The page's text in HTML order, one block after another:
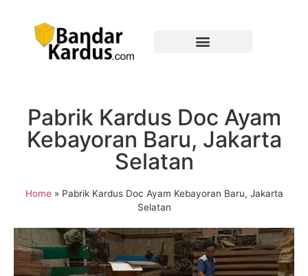
Pabrik Kardus Doc Ayam
Kebayoran Baru, Jakarta
Selatan
Home» Pabrik Kardus Doc Ayam Kebayoran Baru, Jakarta
Selatan